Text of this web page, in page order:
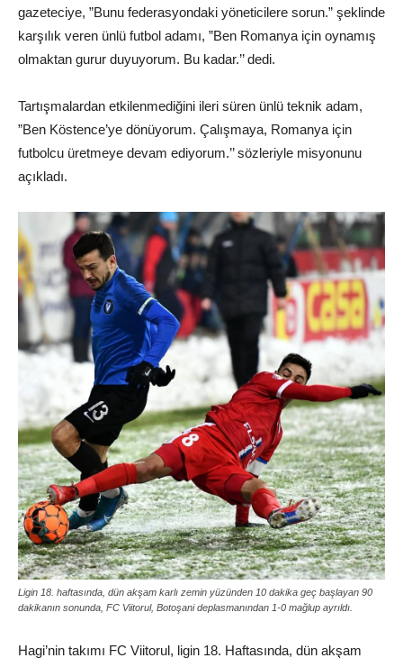
gazeteciye, ”Bunu federasyondaki yöneticilere sorun.” şeklinde
karşılık veren ünlü futbol adamı, ”Ben Romanya için oynamış
olmaktan gurur duyuyorum. Bu kadar.’’ dedi.
Tartışmalardan etkilenmediğini ileri süren ünlü teknik adam,
”Ben Köstence’ye dönüyorum. Çalışmaya, Romanya için
futbolcu üretmeye devam ediyorum.’’ sözleriyle misyonunu
açıkladı.
Ligin 18. haftasında, dün akşam karlı zemin yüzünden 10 dakika geç başlayan 90
dakikanın sonunda, FC Viitorul, Botoşani deplasmanından 1-0 mağlup ayrıldı.
Hagi’nin takımı FC Viitorul, ligin 18. Haftasında, dün akşam